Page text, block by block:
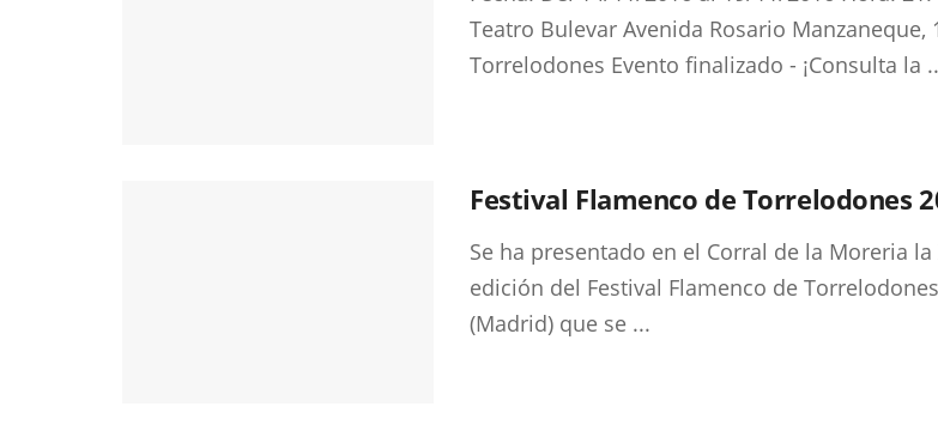
Teatro Bulevar Avenida Rosario Manzaneque,
Torrelodones Evento finalizado - ¡Consulta la
Festival Flamenco de Torrelodones
Se ha presentado en el Corral de la Moreria la
edición del Festival Flamenco de Torrelodones
(Madrid) que se ...